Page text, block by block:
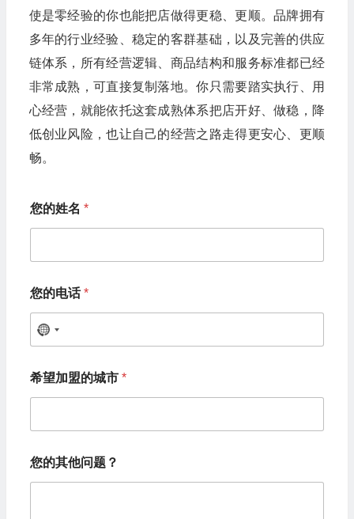
使是零经验的你也能把店做得更稳、更顺。品牌拥有
多年的行业经验、稳定的客群基础，以及完善的供应
链体系，所有经营逻辑、商品结构和服务标准都已经
非常成熟，可直接复制落地。你只需要踏实执行、用
心经营，就能依托这套成熟体系把店开好、做稳，降
低创业风险，也让自己的经营之路走得更安心、更顺
畅。
您的姓名 *
您的电话*
N
c
u
希望加盟的城市 *
您
的
您的其他问题？